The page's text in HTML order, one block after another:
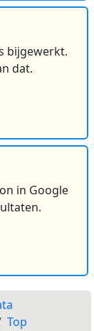
bijgewerkt.
dat.
in Google
Top